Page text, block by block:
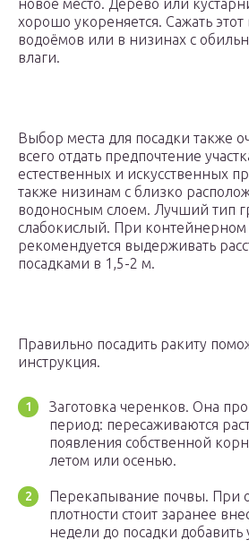
новое место. Дерево или
хорошо укореняется. Сажать
водоёмов или в низинах с
влаги.
Выбор места для посадки также
всего отдать предпочтение
естественных и искусственных
также низинам с близко
водоносным слоем. Лучший тип
слабокислый. При
рекомендуется выдерживать
посадками в 1,5-2 м.
Правильно посадить ракиту
инструкция.
Заготовка черенков. Она
период: пересаживаются
появления собственной
летом или осенью.
Перекапывание почвы. При
плотности стоит заранее
недели до посадки добавить